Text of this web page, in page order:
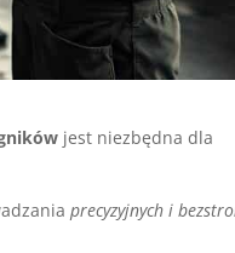
jest niezbędna dla
precyzyjnych i